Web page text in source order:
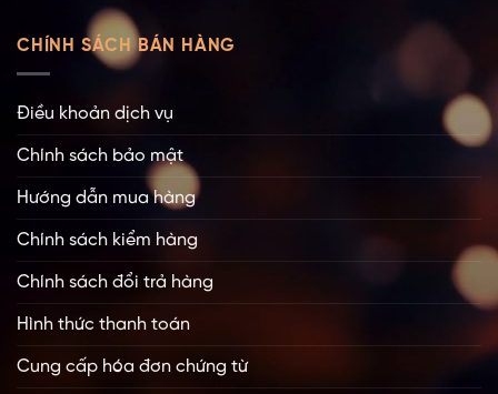
CHÍNH SÁCH BÁN HÀNG
Điều khoản dịch vụ
Chính sách bảo mật
Hướng dẫn mua hàng
Chính sách kiểm hàng
Chính sách đổi trả hàng
Hình thức thanh toán
Cung cấp hóa đơn chứng từ